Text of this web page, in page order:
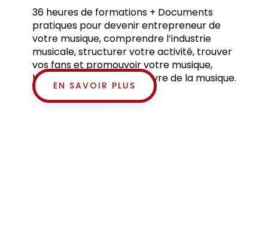
36 heures de formations + Documents
pratiques pour devenir entrepreneur de
votre musique, comprendre l’industrie
musicale, structurer votre activité, trouver
vos fans et promouvoir votre musique,
booker vos concerts et vivre de la musique.
EN SAVOIR PLUS